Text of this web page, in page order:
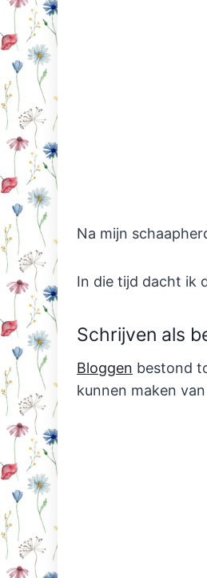
Na mijn
In die tijd dacht ik
Schrijven als
Bloggen bestond
kunnen maken